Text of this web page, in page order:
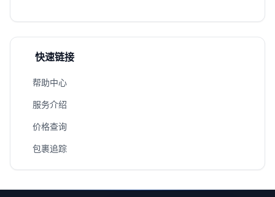
快速链接
帮助中心
服务介绍
价格查询
包裹追踪